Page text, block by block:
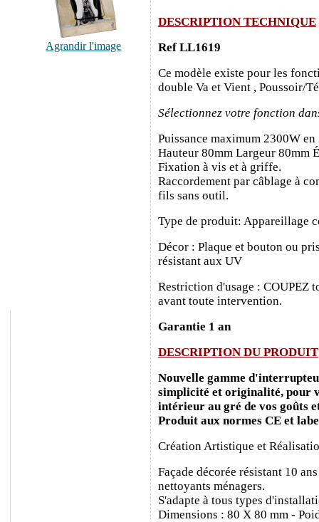
Agrandir l'image
DESCRIPTION TECHNIQUE
Ref LL1619
Ce modèle existe pour les
double Va et Vient , Poussoir/
Sélectionnez votre fonction
Puissance maximum 2300W
Hauteur 80mm Largeur 80mm
Fixation à vis et à griffe.
Raccordement par câblage à
fils sans outil.
Type de produit: Appareillage
Décor : Plaque et bouton ou
résistant aux UV
Restriction d'usage : COUPEZ
avant toute intervention.
Garantie 1 an
DESCRIPTION DU PRODUIT
Nouvelle gamme
simplicité et originalité, pour
intérieur au gré de vos goûts
Produit aux normes CE et
Création Artistique et
Façade décorée résistant 10
nettoyants ménagers.
S'adapte à tous types
Dimensions : 80 X 80 mm -